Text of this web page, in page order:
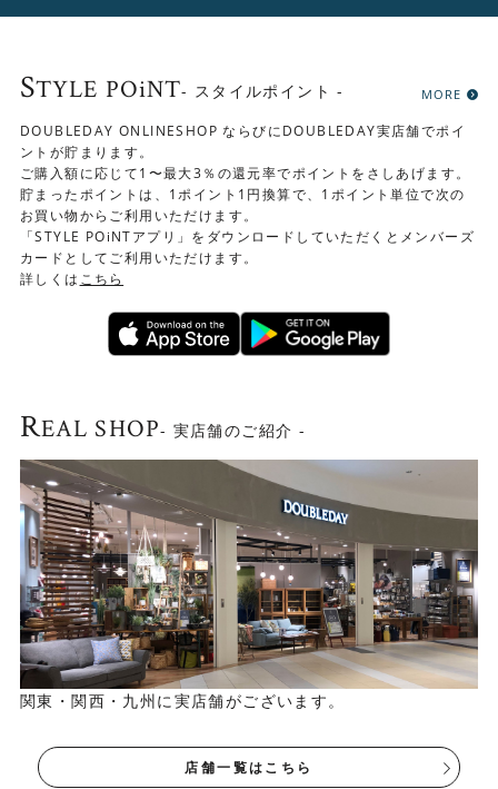
STYLE POiNT- スタイルポイント - MORE
DOUBLEDAY ONLINESHOP ならびにDOUBLEDAY実店舗でポイ
ントが貯まります。
ご購入額に応じて1〜最大3％の還元率でポイントをさしあげます。
貯まったポイントは、1ポイント1円換算で、1ポイント単位で次の
お買い物からご利用いただけます。
「STYLE POiNTアプリ」をダウンロードしていただくとメンバーズ
カードとしてご利用いただけます。
詳しくは こちら
REAL SHOP- 実店舗のご紹介 -
関東・関西・九州に実店舗がございます。
店舗一覧はこちら